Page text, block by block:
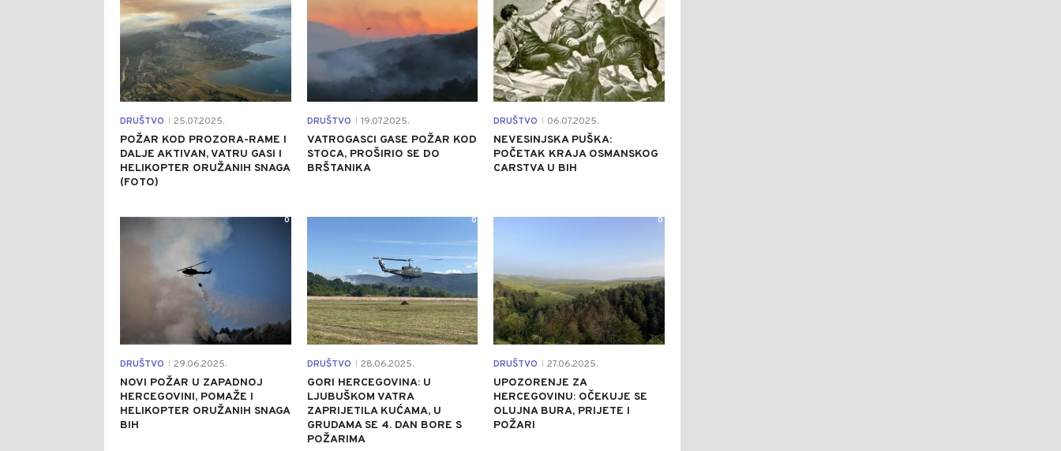
DRUŠTVO 25.07.2025.
POŽAR KOD PROZORA-RAME I
DALJE AKTIVAN, VATRU GASI I
HELIKOPTER ORUŽANIH SNAGA
(FOTO)
DRUŠTVO 19.07.2025.
VATROGASCI GASE POŽAR KOD
STOCA, PROŠIRIO SE DO
BRŠTANIKA
DRUŠTVO 06.07.2025.
NEVESINJSKA PUŠKA:
POČETAK KRAJA OSMANSKOG
CARSTVA U BIH
DRUŠTVO 29.06.2025.
NOVI POŽAR U ZAPADNOJ
HERCEGOVINI, POMAŽE I
HELIKOPTER ORUŽANIH SNAGA
BIH
0
DRUŠTVO 28.06.2025.
GORI HERCEGOVINA: U
LJUBUŠKOM VATRA
ZAPRIJETILA KUĆAMA, U
GRUDAMA SE 4. DAN BORE S
POŽARIMA
0
DRUŠTVO 27.06.2025.
UPOZORENJE ZA
HERCEGOVINU: OČEKUJE SE
OLUJNA BURA, PRIJETE I
POŽARI
0